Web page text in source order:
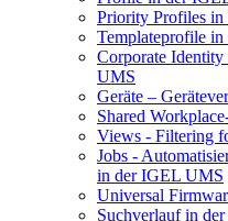
Priority Profiles
Templateprofile
Corporate
UMS
Geräte –
Shared
Views - Filtering
Jobs -
in der IGEL UMS
Universal
Suchverlauf in